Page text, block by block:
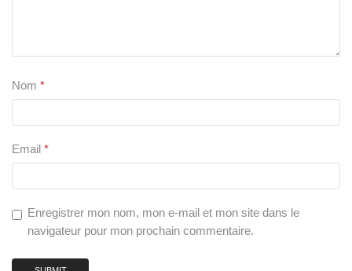
Nom *
Email *
Enregistrer mon nom, mon e-mail et mon site dans le
navigateur pour mon prochain commentaire.